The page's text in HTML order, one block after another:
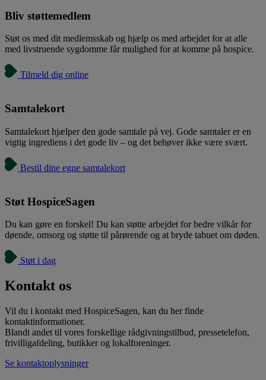
Bliv støttemedlem
Støt os med dit medlemsskab og hjælp os med arbejdet for at alle
med livstruende sygdomme får mulighed for at komme på hospice.
Tilmeld dig online
Samtalekort
Samtalekort hjælper den gode samtale på vej. Gode samtaler er en
vigtig ingrediens i det gode liv – og det behøver ikke være svært.
Bestil dine egne samtalekort
Støt HospiceSagen
Du kan gøre en forskel! Du kan støtte arbejdet for bedre vilkår for
døende, omsorg og støtte til pårørende og at bryde tabuet om døden.
Støt i dag
Kontakt os
Vil du i kontakt med HospiceSagen, kan du her finde
kontaktinformationer.
Blandt andet til vores forskellige rådgivningstilbud, pressetelefon,
frivilligafdeling, butikker og lokalforeninger.
Se kontaktoplysninger